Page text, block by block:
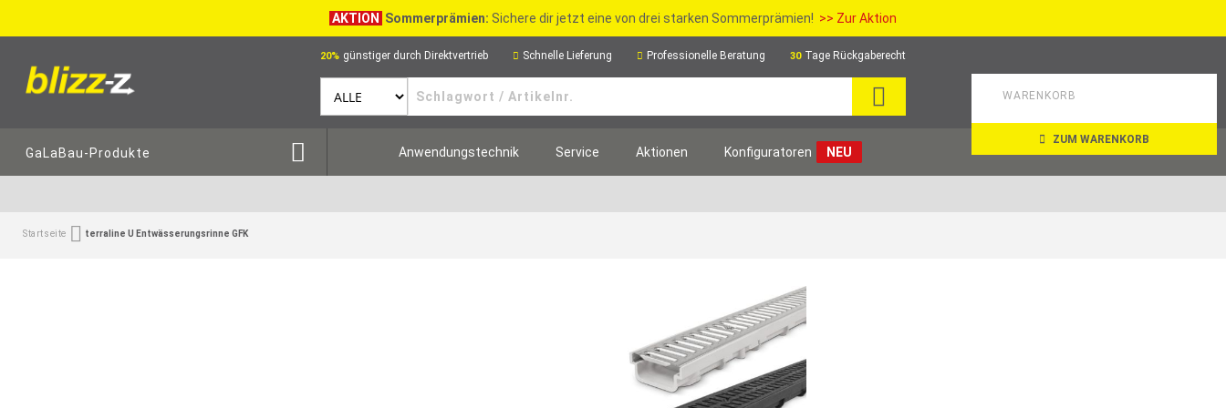
AKTION Sommerprämien: Sichere dir jetzt eine von drei starken Sommerprämien! >> Zur Aktion
20% günstiger durch Direktvertrieb Schnelle Lieferung Professionelle Beratung 30 Tage Rückgaberecht
WARENKORB
ZUM WARENKORB
GaLaBau-Produkte Anwendungstechnik Service Aktionen Konfiguratoren NEU
Startseite terraline U Entwässerungsrinne GFK